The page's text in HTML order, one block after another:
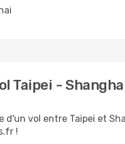
Taipei -
d'un vol entre Taipei et
!